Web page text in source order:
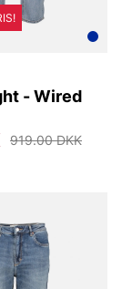
- Wired
919.00 DKK